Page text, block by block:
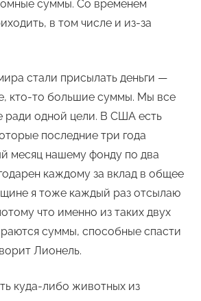
суммы. Со временем
в том числе и из-за
стали присылать деньги —
кто-то большие суммы. Мы все
ради одной цели. В США есть
последние три года
месяц нашему фонду по два
каждому за вклад в общее
я тоже каждый раз отсылаю
что именно из таких двух
суммы, способные спасти
Лионель.
куда-либо животных из